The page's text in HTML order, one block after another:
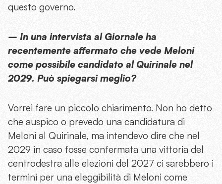
questo governo.
– In una intervista al Giornale ha
recentemente affermato che vede Meloni
come possibile candidato al Quirinale nel
2029. Può spiegarsi meglio?
Vorrei fare un piccolo chiarimento. Non ho detto
che auspico o prevedo una candidatura di
Meloni al Quirinale, ma intendevo dire che nel
2029 in caso fosse confermata una vittoria del
centrodestra alle elezioni del 2027 ci sarebbero i
termini per una eleggibilità di Meloni come